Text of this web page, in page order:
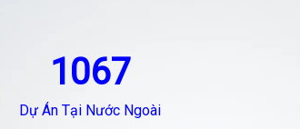
1067
Dự Án Tại Nước Ngoài